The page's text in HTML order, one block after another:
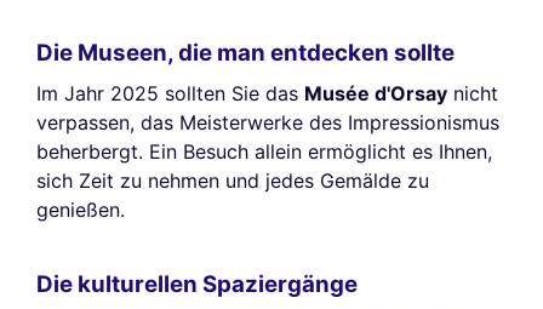
Die Museen, die man entdecken sollte
Im Jahr 2025 sollten Sie das Musée d'Orsay nicht
verpassen, das Meisterwerke des Impressionismus
beherbergt. Ein Besuch allein ermöglicht es Ihnen,
sich Zeit zu nehmen und jedes Gemälde zu
genießen.
Die kulturellen Spaziergänge